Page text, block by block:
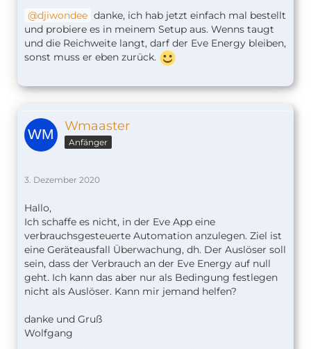
djiwondee danke, ich hab jetzt einfach mal bestellt
und probiere es in meinem Setup aus. Wenns taugt
und die Reichweite langt, darf der Eve Energy bleiben,
sonst muss er eben zurück.
Wmaaster
Anfänger
3. Dezember 2020
Hallo,
Ich schaffe es nicht, in der Eve App eine
verbrauchsgesteuerte Automation anzulegen. Ziel ist
eine Geräteausfall Überwachung, dh. Der Auslöser soll
sein, dass der Verbrauch an der Eve Energy auf null
geht. Ich kann das aber nur als Bedingung festlegen
nicht als Auslöser. Kann mir jemand helfen?
danke und Gruß
Wolfgang